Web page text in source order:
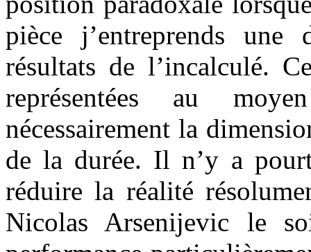
pièce j’entreprends
résultats de l’incalculé.
représentées au
nécessairement la
de la durée. Il n’y a
réduire la réalité
Nicolas Arsenijevic le